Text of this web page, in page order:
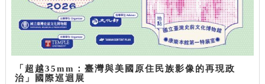
「超越35mm：臺灣與美國原住民族影像的再現政
治」國際巡迴展